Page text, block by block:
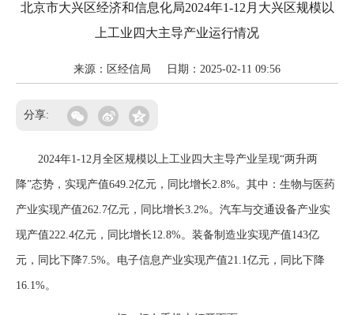
北京市大兴区经济和信息化局2024年1-12月大兴区规模以
上工业四大主导产业运行情况
来源：区经信局 日期：2025-02-11 09:56
分享:
2024年1-12月全区规模以上工业四大主导产业呈现“两升两
降”态势，实现产值649.2亿元，同比增长2.8%。其中：生物与医药
产业实现产值262.7亿元，同比增长3.2%。汽车与交通设备产业实
现产值222.4亿元，同比增长12.8%。装备制造业实现产值143亿
元，同比下降7.5%。电子信息产业实现产值21.1亿元，同比下降
16.1%。